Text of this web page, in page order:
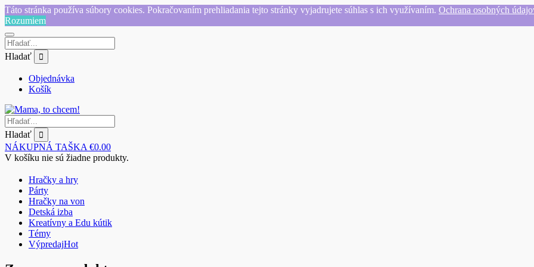
Táto stránka používa súbory cookies. Pokračovaním prehliadania tejto stránky vyjadrujete súhlas s ich využívaním. Ochrana osobných
Rozumiem
Hladať
Objednávka
Košík
Hladať
NÁKUPNÁ TAŠKA €0.00
V košíku nie sú žiadne produkty.
Hračky a hry
Párty
Hračky na von
Detská izba
Kreatívny a Edu kútik
Témy
VýpredajHot